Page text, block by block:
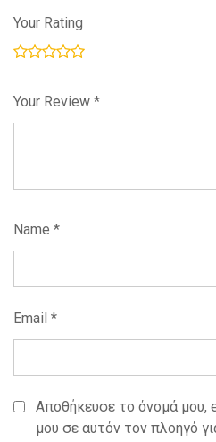
Your Rating
Your Review *
Name *
Email *
Αποθήκευσε το όνομά μου,
μου σε αυτόν τον πλοηγό